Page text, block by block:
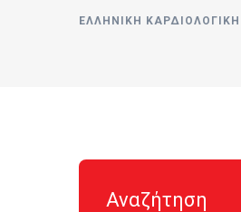
ΕΛΛΗΝΙΚΉ ΚΑΡΔΙΟΛΟΓΙΚΉ
Αναζήτηση